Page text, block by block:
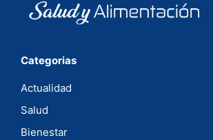
Categorias
Actualidad
Salud
Bienestar